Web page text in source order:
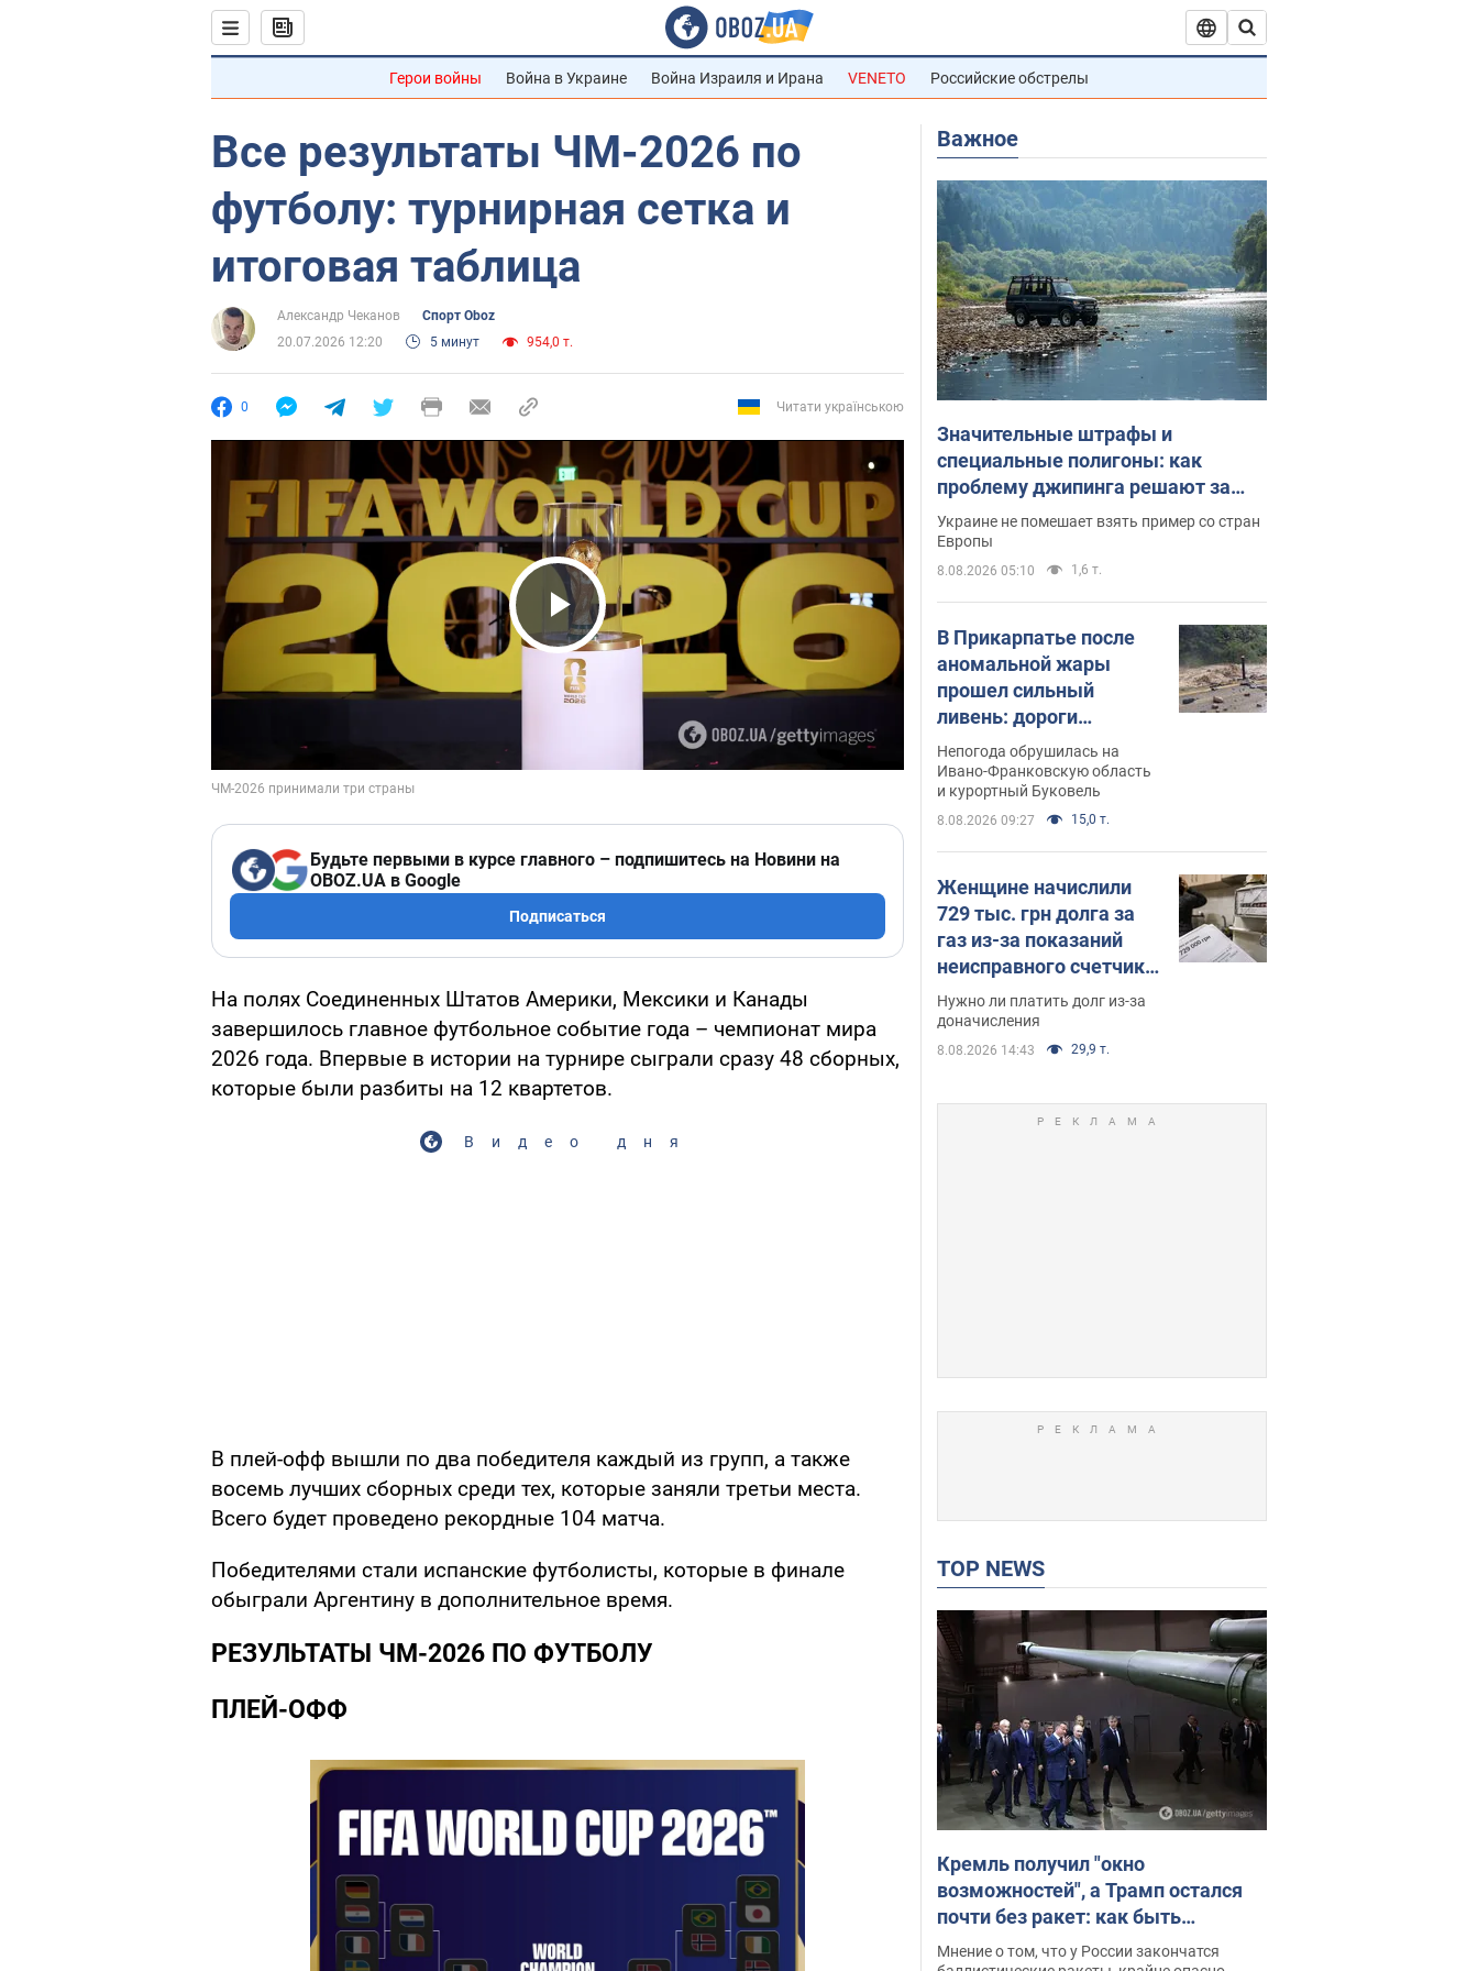
Герои войны Война в Украине Война Израиля и Ирана VENETO Российские обстрелы
Все результаты ЧМ-2026 по
футболу: турнирная сетка и
итоговая таблица
Александр Чеканов
Спорт Oboz
20.07.2026 12:20
5 минут 954,0 т.
0 Читати українською
Play Video
Будьте первыми в курсе главного – подпишитесь на Новини на
OBOZ.UA в Google
Подписаться
На полях Соединенных Штатов Америки, Мексики и Канады
завершилось главное футбольное событие года – чемпионат мира
2026 года. Впервые в истории на турнире сыграли сразу 48 сборных,
которые были разбиты на 12 квартетов.
Видео дня
В плей-офф вышли по два победителя каждый из групп, а также
восемь лучших сборных среди тех, которые заняли третьи места.
Всего будет проведено рекордные 104 матча.
Победителями стали испанские футболисты, которые в финале
обыграли Аргентину в дополнительное время.
РЕЗУЛЬТАТЫ ЧМ-2026 ПО ФУТБОЛУ
ПЛЕЙ-ОФФ
Важное
Значительные штрафы и
специальные полигоны: как
проблему джипинга решают за
границей
Украине не помешает взять пример со стран
Европы
8.08.2026 05:10 1,6 т.
В Прикарпатье после
аномальной жары
прошел сильный
ливень: дороги
превратились в реки.
Видео
Непогода обрушилась на
Ивано-Франковскую область
и курортный Буковель
8.08.2026 09:27 15,0 т.
Женщине начислили
729 тыс. грн долга за
газ из-за показаний
неисправного счетчика:
судья вынес
неожиданное решение
Нужно ли платить долг из-за
доначисления
8.08.2026 14:43 29,9 т.
TOP NEWS
Кремль получил "окно
возможностей", а Трамп остался
почти без ракет: как быть
Украине? Интервью с Мельником
Мнение о том, что у России закончатся